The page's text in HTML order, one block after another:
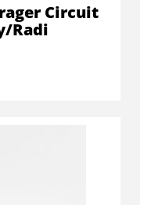
Circuit
Radi